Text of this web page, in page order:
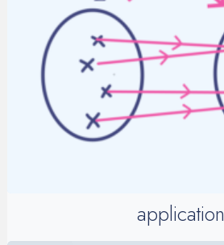
application